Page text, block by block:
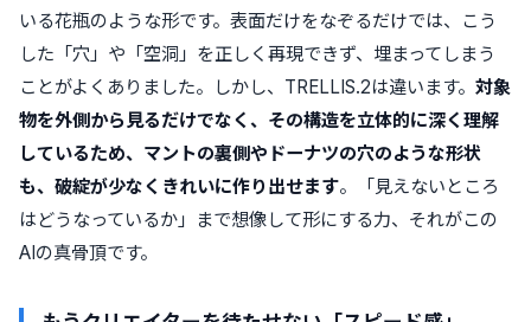
いる花瓶のような形です。表面だけをなぞるだけでは、こう
した「穴」や「空洞」を正しく再現できず、埋まってしまう
ことがよくありました。しかし、TRELLIS.2は違います。 対象
物を外側から見るだけでなく、その構造を立体的に深く理解
しているため、マントの裏側やドーナツの穴のような形状
も、破綻が少なくきれいに作り出せます。「見えないところ
はどうなっているか」まで想像して形にする力、それがこの
AIの真骨頂です。